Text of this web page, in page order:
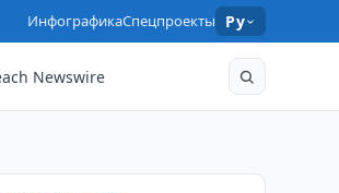
ИнфографикаСпецпроекты Ру
Newswire